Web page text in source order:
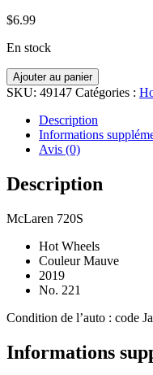
$6.99
En stock
quantité
McLaren
Ajouter au panier
SKU: 49147 Catégories :
Description
Informations
Avis (0)
Description
McLaren 720S
Hot Wheels
Couleur Mauve
2019
No. 221
Condition de l’auto : code
Informations